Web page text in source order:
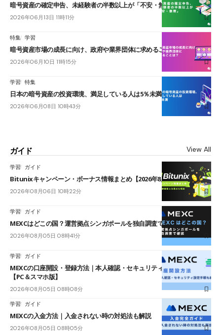
暗号資産の確定申告、未経験者の半数以上が「不安・無理」
2026年06月13日 11時11分
特集 学習
暗号資産市場の成長に向け、政府や業界団体に求めることは？
2026年06月10日 11時15分
学習 特集
日本の暗号資産の投資環境、満足している人は5％未満
2026年06月08日 10時43分
ガイド View All
学習 ガイド
Bitunixキャンペーン・ボーナス情報まとめ【2026年8月最新】
2026年08月06日 10時22分
学習 ガイド
MEXCはどこの国？運営拠点シンガポールを独自調査で確認
2026年08月05日 08時41分
学習 ガイド
MEXCの口座開設・登録方法｜本人確認・セキュリティ設定手順も紹介
【PC＆スマホ版】
2026年08月05日 08時08分
学習 ガイド
MEXCの入金方法｜入金されない時の対処法も解説
2026年08月05日 08時05分